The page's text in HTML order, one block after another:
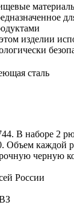
изделии
сталь
В наборе 2
Объем каждой
черную
России